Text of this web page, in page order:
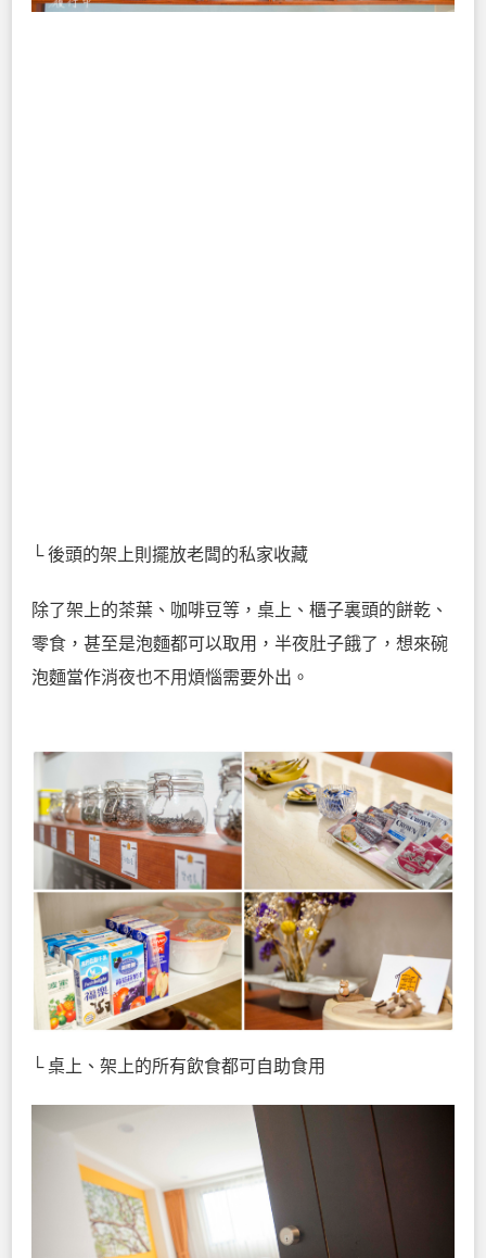
└ 後頭的架上則擺放老闆的私家收藏
除了架上的茶葉、咖啡豆等，桌上、櫃子裏頭的餅乾、
零食，甚至是泡麵都可以取用，半夜肚子餓了，想來碗
泡麵當作消夜也不用煩惱需要外出。
└ 桌上、架上的所有飲食都可自助食用